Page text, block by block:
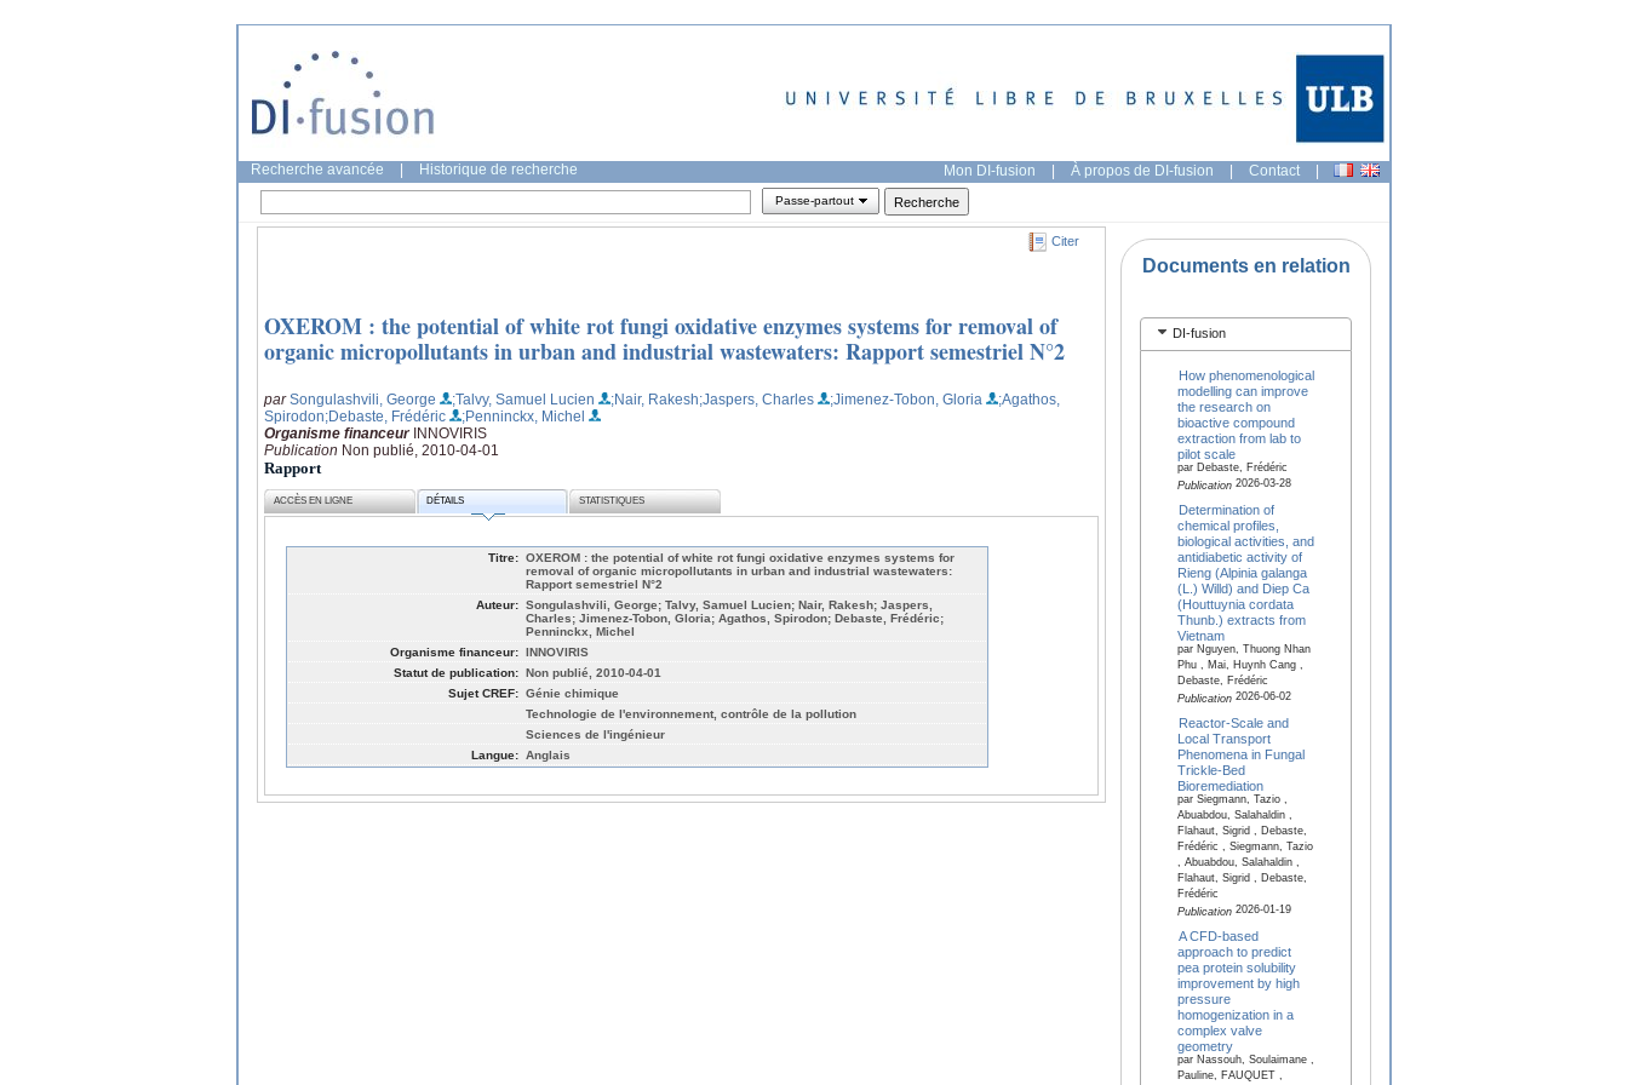
Recherche avancée Historique de recherche Mon DI-fusion | À propos de DI-fusion | Contact |
Passe-partout
Citer
OXEROM : the potential of white rot fungi oxidative enzymes systems for removal of
organic micropollutants in urban and industrial wastewaters: Rapport semestriel N°2
parSongulashvili, George ;Talvy, Samuel Lucien ;Nair, Rakesh;Jaspers, Charles ;Jimenez-Tobon, Gloria
;Agathos,
Spirodon;Debaste, Frédéric
;Penninckx, Michel
Organisme financeur INNOVIRIS
Publication Non publié, 2010-04-01
Rapport
ACCÈS EN LIGNE DÉTAILS STATISTIQUES
Titre: OXEROM : the potential of white rot fungi oxidative enzymes systems for
removal of organic micropollutants in urban and industrial wastewaters:
Rapport semestriel N°2
Auteur: Songulashvili, George; Talvy, Samuel Lucien; Nair, Rakesh; Jaspers,
Charles; Jimenez-Tobon, Gloria; Agathos, Spirodon; Debaste, Frédéric;
Penninckx, Michel
Organisme financeur: INNOVIRIS
Statut de publication: Non publié, 2010-04-01
Sujet CREF: Génie chimique
Technologie de l'environnement, contrôle de la pollution
Sciences de l'ingénieur
Langue: Anglais
Documents en relation
DI-fusion
How phenomenological
modelling can improve
the research on
bioactive compound
extraction from lab to
pilot scale
par Debaste, Frédéric
Publication2026-03-28
Determination of
chemical profiles,
biological activities, and
antidiabetic activity of
Rieng (Alpinia galanga
(L.) Willd) and Diep Ca
(Houttuynia cordata
Thunb.) extracts from
Vietnam
par Nguyen, Thuong Nhan
Phu , Mai, Huynh Cang ,
Debaste, Frédéric
Publication2026-06-02
Reactor-Scale and
Local Transport
Phenomena in Fungal
Trickle-Bed
Bioremediation
par Siegmann, Tazio ,
Abuabdou, Salahaldin ,
Flahaut, Sigrid , Debaste,
Frédéric , Siegmann, Tazio
, Abuabdou, Salahaldin ,
Flahaut, Sigrid , Debaste,
Frédéric
Publication2026-01-19
A CFD-based
approach to predict
pea protein solubility
improvement by high
pressure
homogenization in a
complex valve
geometry
par Nassouh, Soulaimane ,
Pauline, FAUQUET ,